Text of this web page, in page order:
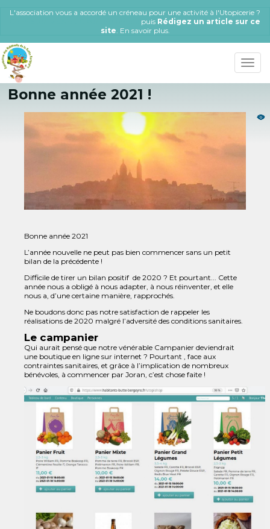
L'association vous a accordé un créneau pour une activité à l'Utopicerie ?
puis Rédigez un article sur ce
site. En savoir plus.
Toggle
Bonne année 2021 !
Bonne année 2021
L’année nouvelle ne peut pas bien commencer sans un petit
bilan de la précédente !
Difficile de tirer un bilan positif de 2020 ? Et pourtant... Cette
année nous a obligé à nous adapter, à nous réinventer, et elle
nous a, d’une certaine manière, rapprochés.
Ne boudons donc pas notre satisfaction de rappeler les
réalisations de 2020 malgré l’adversité des conditions sanitaires.
Le campanier
Qui aurait pensé que notre vénérable Campanier deviendrait
une boutique en ligne sur internet ? Pourtant , face aux
contraintes sanitaires, et grâce à l’implication de nombreux
bénévoles, à commencer par Joran, c’est chose faite !